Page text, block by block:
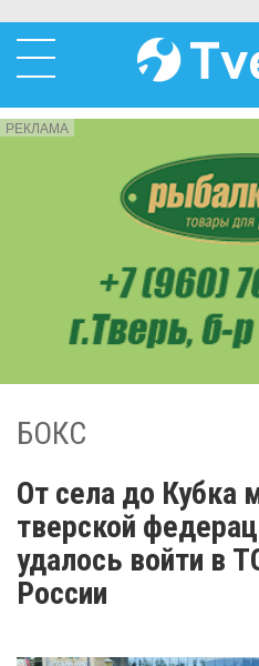
РЕКЛАМА
БОКС
От села до Кубка
тверской
удалось войти в
России